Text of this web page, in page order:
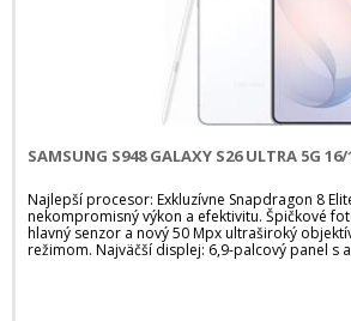
SAMSUNG S948 GALAXY S26 ULTRA 5G
Najlepší procesor: Exkluzívne Snapdragon 8
nekompromisný výkon a efektivitu. Špičkové
hlavný senzor a nový 50 Mpx ultraširoký
režimom. Najväčší displej: 6,9-palcový panel s